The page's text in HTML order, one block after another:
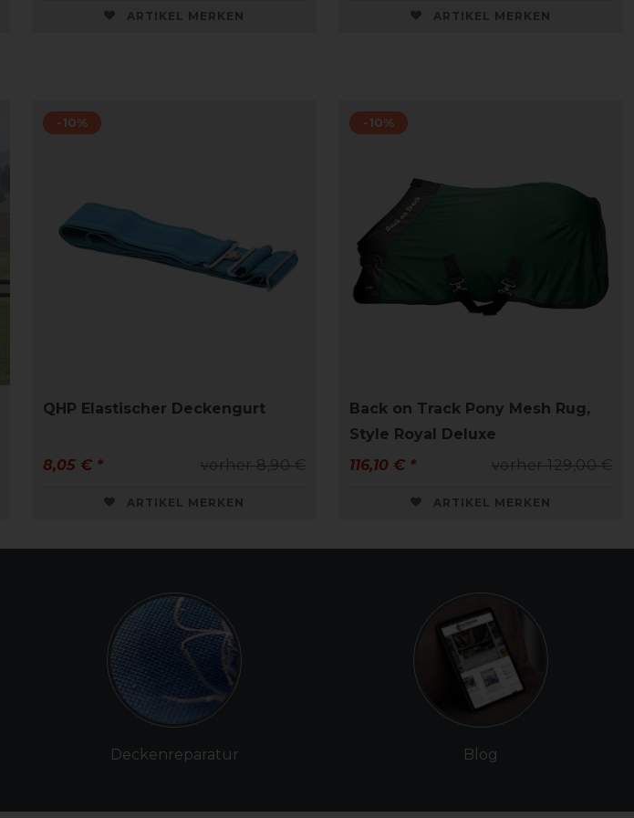
ARTIKEL MERKEN ARTIKEL MERKEN
-10%
QHP Elastischer Deckengurt
vorher 8,90 €
8,05 € *
ARTIKEL MERKEN
-10%
Back on Track Pony Mesh Rug,
Style Royal Deluxe
vorher 129,00 €
116,10 € *
ARTIKEL MERKEN
Deckenreparatur Blog